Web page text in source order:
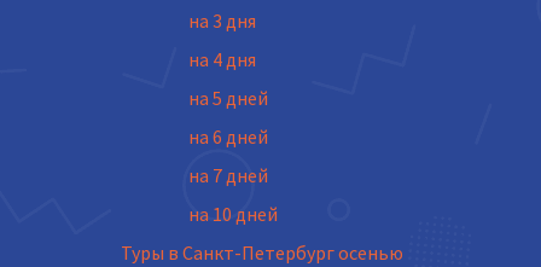
на 3 дня
на 4 дня
на 5 дней
на 6 дней
на 7 дней
на 10 дней
Туры в Санкт-Петербург осенью